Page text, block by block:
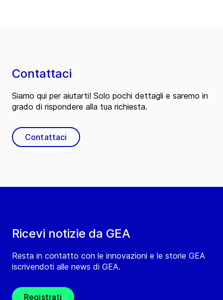
Ricevi notizie da GEA
Resta in contatto con le innovazioni e le storie GEA
iscrivendoti alle news di GEA.
Registrati
Contattaci
Siamo qui per aiutarti! Solo pochi dettagli e saremo in
grado di rispondere alla tua richiesta.
Contattaci